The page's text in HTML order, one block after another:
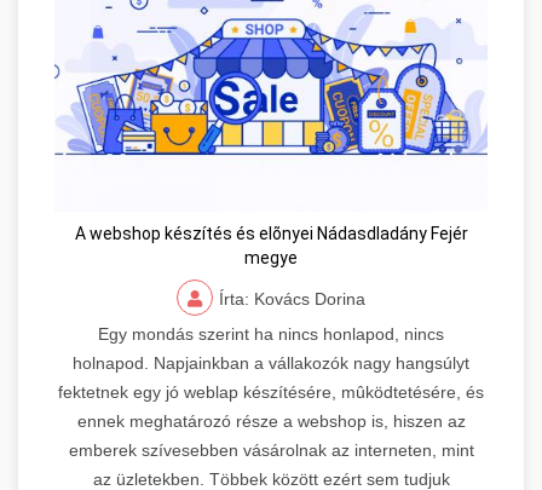
A webshop készítés és elõnyei Nádasdladány Fejér
megye
Írta: Kovács Dorina
Egy mondás szerint ha nincs honlapod, nincs
holnapod. Napjainkban a vállakozók nagy hangsúlyt
fektetnek egy jó weblap készítésére, mûködtetésére, és
ennek meghatározó része a webshop is, hiszen az
emberek szívesebben vásárolnak az interneten, mint
az üzletekben. Többek között ezért sem tudjuk